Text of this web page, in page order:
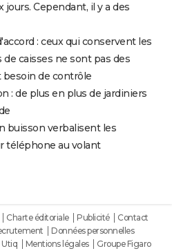
Cependant, il y a des
: ceux qui conservent les
caisses ne sont pas des
de contrôle
: de plus en plus de jardiniers
buisson verbalisent les
téléphone au volant
Charte éditoriale Publicité
Contact
Données personnelles
Utiq Mentions légales Groupe Figaro